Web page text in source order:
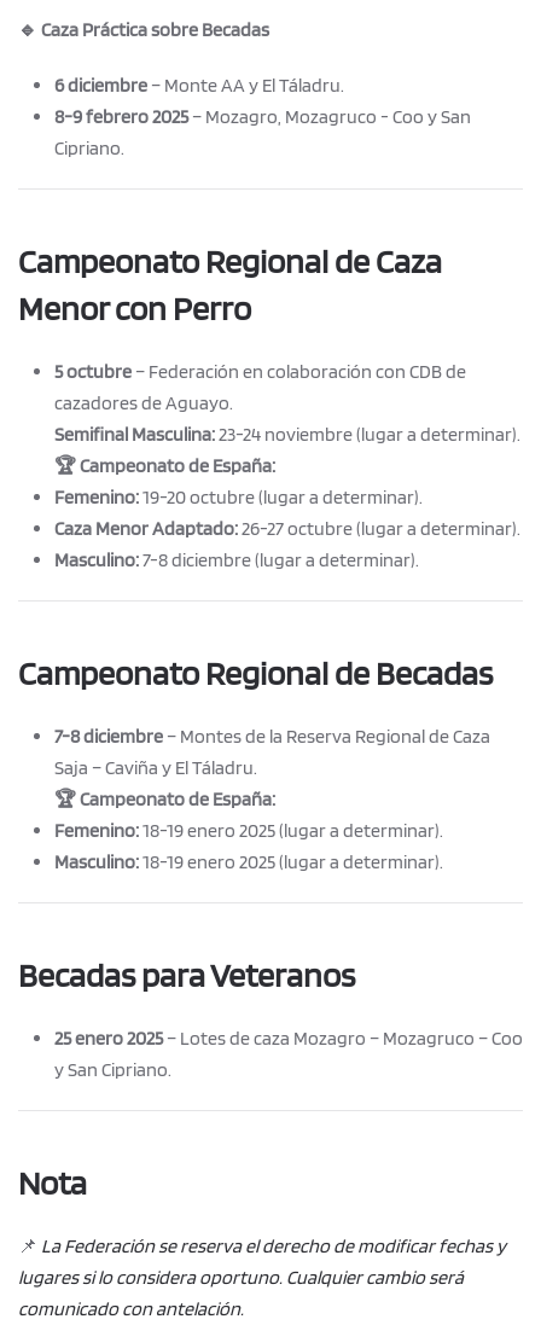
🔹 Caza Práctica sobre Becadas
6 diciembre – Monte AA y El Táladru.
8-9 febrero 2025– Mozagro, Mozagruco - Coo y San
Cipriano.
Campeonato Regional de Caza
Menor con Perro
5 octubre – Federación en colaboración con CDB de
cazadores de Aguayo.
Semifinal Masculina:23-24 noviembre (lugar a determinar).
🏆 Campeonato de España:
Femenino:19-20 octubre (lugar a determinar).
Caza Menor Adaptado:26-27 octubre (lugar a determinar).
Masculino:7-8 diciembre (lugar a determinar).
Campeonato Regional de Becadas
7-8 diciembre – Montes de la Reserva Regional de Caza
Saja – Caviña y El Táladru.
🏆 Campeonato de España:
Femenino:18-19 enero 2025 (lugar a determinar).
Masculino:18-19 enero 2025 (lugar a determinar).
Becadas para Veteranos
25 enero 2025– Lotes de caza Mozagro – Mozagruco – Coo
y San Cipriano.
Nota
📌 La Federación se reserva el derecho de modificar fechas y
lugares si lo considera oportuno. Cualquier cambio será
comunicado con antelación.